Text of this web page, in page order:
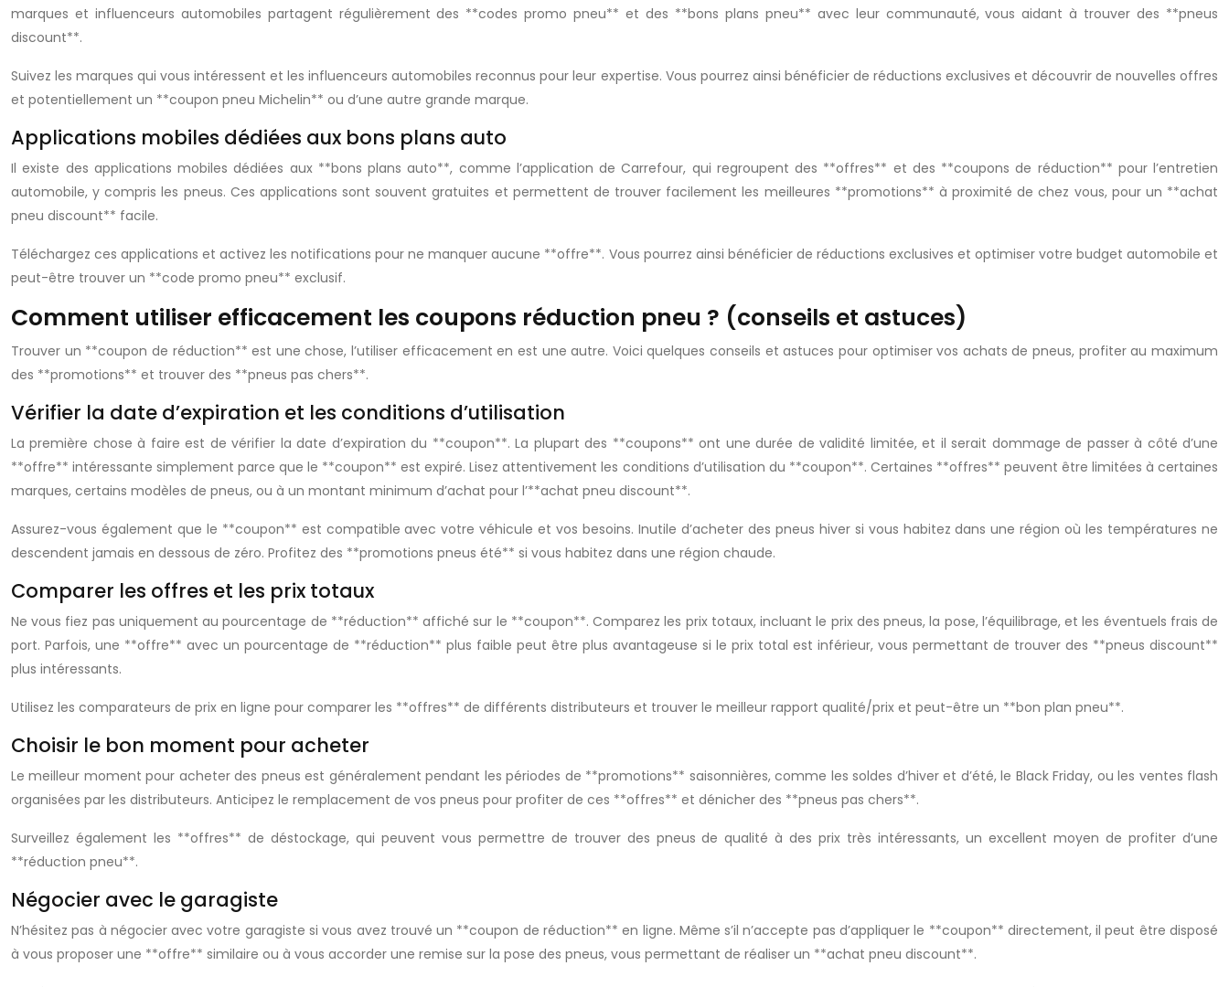
marques et influenceurs automobiles partagent régulièrement des **codes promo pneu** et des **bons plans pneu** avec leur communauté, vous aidant à trouver des **pneus
discount**.
Suivez les marques qui vous intéressent et les influenceurs automobiles reconnus pour leur expertise. Vous pourrez ainsi bénéficier de réductions exclusives et découvrir de nouvelles offres
et potentiellement un **coupon pneu Michelin** ou d’une autre grande marque.
Applications mobiles dédiées aux bons plans auto
Il existe des applications mobiles dédiées aux **bons plans auto**, comme l’application de Carrefour, qui regroupent des **offres** et des **coupons de réduction** pour l’entretien
automobile, y compris les pneus. Ces applications sont souvent gratuites et permettent de trouver facilement les meilleures **promotions** à proximité de chez vous, pour un **achat
pneu discount** facile.
Téléchargez ces applications et activez les notifications pour ne manquer aucune **offre**. Vous pourrez ainsi bénéficier de réductions exclusives et optimiser votre budget automobile et
peut-être trouver un **code promo pneu** exclusif.
Comment utiliser efficacement les coupons réduction pneu ? (conseils et astuces)
Trouver un **coupon de réduction** est une chose, l’utiliser efficacement en est une autre. Voici quelques conseils et astuces pour optimiser vos achats de pneus, profiter au maximum
des **promotions** et trouver des **pneus pas chers**.
Vérifier la date d’expiration et les conditions d’utilisation
La première chose à faire est de vérifier la date d’expiration du **coupon**. La plupart des **coupons** ont une durée de validité limitée, et il serait dommage de passer à côté d’une
**offre** intéressante simplement parce que le **coupon** est expiré. Lisez attentivement les conditions d’utilisation du **coupon**. Certaines **offres** peuvent être limitées à certaines
marques, certains modèles de pneus, ou à un montant minimum d’achat pour l’**achat pneu discount**.
Assurez-vous également que le **coupon** est compatible avec votre véhicule et vos besoins. Inutile d’acheter des pneus hiver si vous habitez dans une région où les températures ne
descendent jamais en dessous de zéro. Profitez des **promotions pneus été** si vous habitez dans une région chaude.
Comparer les offres et les prix totaux
Ne vous fiez pas uniquement au pourcentage de **réduction** affiché sur le **coupon**. Comparez les prix totaux, incluant le prix des pneus, la pose, l’équilibrage, et les éventuels frais de
port. Parfois, une **offre** avec un pourcentage de **réduction** plus faible peut être plus avantageuse si le prix total est inférieur, vous permettant de trouver des **pneus discount**
plus intéressants.
Utilisez les comparateurs de prix en ligne pour comparer les **offres** de différents distributeurs et trouver le meilleur rapport qualité/prix et peut-être un **bon plan pneu**.
Choisir le bon moment pour acheter
Le meilleur moment pour acheter des pneus est généralement pendant les périodes de **promotions** saisonnières, comme les soldes d’hiver et d’été, le Black Friday, ou les ventes flash
organisées par les distributeurs. Anticipez le remplacement de vos pneus pour profiter de ces **offres** et dénicher des **pneus pas chers**.
Surveillez également les **offres** de déstockage, qui peuvent vous permettre de trouver des pneus de qualité à des prix très intéressants, un excellent moyen de profiter d’une
**réduction pneu**.
Négocier avec le garagiste
N’hésitez pas à négocier avec votre garagiste si vous avez trouvé un **coupon de réduction** en ligne. Même s’il n’accepte pas d’appliquer le **coupon** directement, il peut être disposé
à vous proposer une **offre** similaire ou à vous accorder une remise sur la pose des pneus, vous permettant de réaliser un **achat pneu discount**.